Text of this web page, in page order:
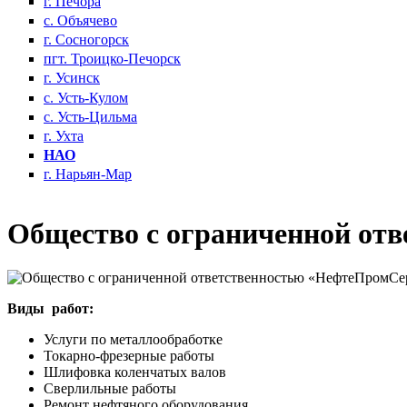
с. Объячево
г. Сосногорск
пгт. Троицко-Печорск
г. Усинск
с. Усть-Кулом
с. Усть-Цильма
г. Ухта
НАО
г. Нарьян-Мар
Общество с ограниченной
Виды работ:
Услуги по металлообработке
Токарно-фрезерные работы
Шлифовка коленчатых валов
Сверлильные работы